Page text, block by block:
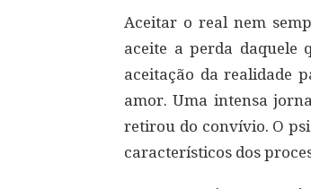
Aceitar o real nem
aceite a perda daquele
aceitação da realidade
amor. Uma intensa
retirou do convívio. O
característicos dos